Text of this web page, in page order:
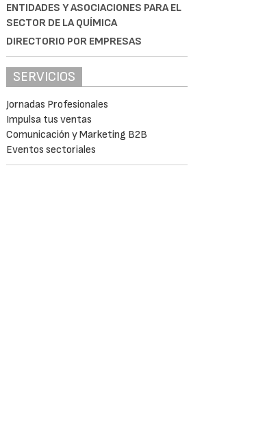
ENTIDADES Y ASOCIACIONES PARA EL
SECTOR DE LA QUÍMICA
DIRECTORIO POR EMPRESAS
SERVICIOS
Jornadas Profesionales
Impulsa tus ventas
Comunicación y Marketing B2B
Eventos sectoriales